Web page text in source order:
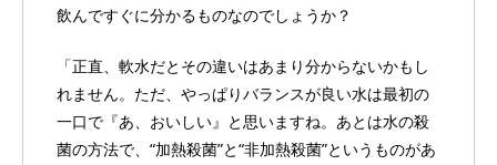
飲んですぐに分かるものなのでしょうか？
「正直、軟水だとその違いはあまり分からないかもし
れません。ただ、やっぱりバランスが良い水は最初の
一口で『あ、おいしい』と思いますね。あとは水の殺
菌の方法で、“加熱殺菌”と“非加熱殺菌”というものがあ